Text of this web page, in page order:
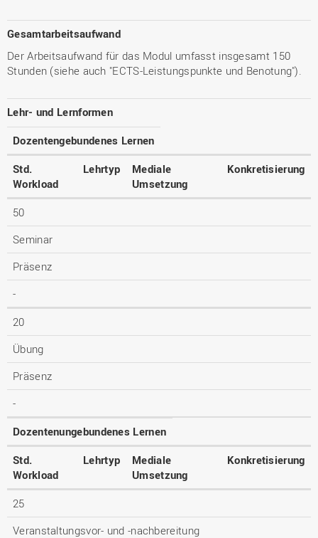
Gesamtarbeitsaufwand
Der Arbeitsaufwand für das Modul umfasst insgesamt 150
Stunden (siehe auch "ECTS-Leistungspunkte und Benotung").
Lehr- und Lernformen
Dozentengebundenes Lernen
Std.
Workload
Lehrtyp
Mediale
Umsetzung
Konkretisierung
50
Seminar
Präsenz
-
20
Übung
Präsenz
-
Dozentenungebundenes Lernen
Std.
Workload
Lehrtyp
Mediale
Umsetzung
Konkretisierung
25
Veranstaltungsvor- und -nachbereitung